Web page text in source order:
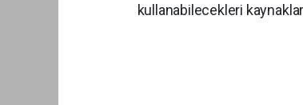
kullanabilecekleri